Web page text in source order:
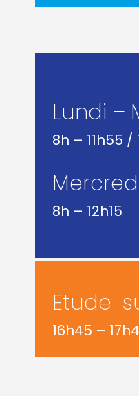
Lundi –
8h – 11h55 /
8h – 12h15
Etude
16h45 –